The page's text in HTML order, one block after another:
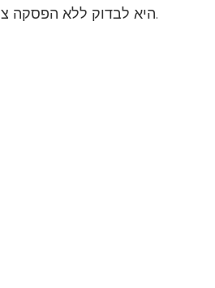
היא לבדוק ללא הפסקה צמחים אחר סימני זיהום.